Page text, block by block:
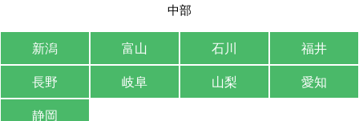
中部
新潟 富山 石川
福井
長野
岐阜 山梨
愛知
静岡